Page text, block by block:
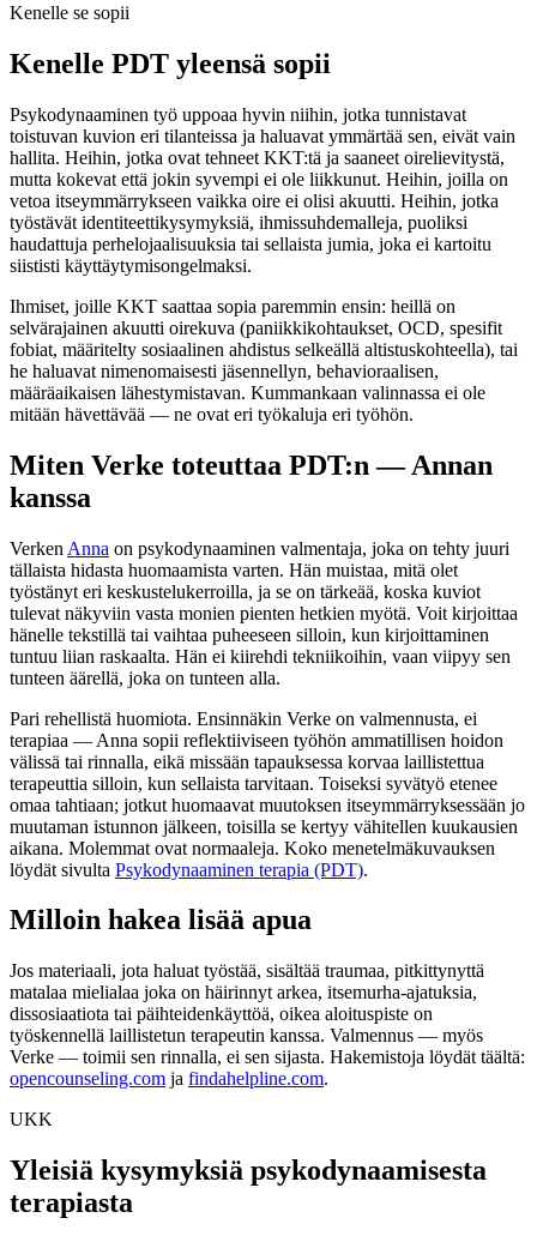
Kenelle se sopii
Kenelle PDT yleensä sopii
Psykodynaaminen työ uppoaa hyvin niihin, jotka tunnistavat
toistuvan kuvion eri tilanteissa ja haluavat ymmärtää sen, eivät vain
hallita. Heihin, jotka ovat tehneet KKT:tä ja saaneet oirelievitystä,
mutta kokevat että jokin syvempi ei ole liikkunut. Heihin, joilla on
vetoa itseymmärrykseen vaikka oire ei olisi akuutti. Heihin, jotka
työstävät identiteettikysymyksiä, ihmissuhdemalleja, puoliksi
haudattuja perhelojaalisuuksia tai sellaista jumia, joka ei kartoitu
siististi käyttäytymisongelmaksi.
Ihmiset, joille KKT saattaa sopia paremmin ensin: heillä on
selvärajainen akuutti oirekuva (paniikkikohtaukset, OCD, spesifit
fobiat, määritelty sosiaalinen ahdistus selkeällä altistuskohteella), tai
he haluavat nimenomaisesti jäsennellyn, behavioraalisen,
määräaikaisen lähestymistavan. Kummankaan valinnassa ei ole
mitään hävettävää — ne ovat eri työkaluja eri työhön.
Miten Verke toteuttaa PDT:n — Annan
kanssa
Verken Anna on psykodynaaminen valmentaja, joka on tehty juuri
tällaista hidasta huomaamista varten. Hän muistaa, mitä olet
työstänyt eri keskustelukerroilla, ja se on tärkeää, koska kuviot
tulevat näkyviin vasta monien pienten hetkien myötä. Voit kirjoittaa
hänelle tekstillä tai vaihtaa puheeseen silloin, kun kirjoittaminen
tuntuu liian raskaalta. Hän ei kiirehdi tekniikoihin, vaan viipyy sen
tunteen äärellä, joka on tunteen alla.
Pari rehellistä huomiota. Ensinnäkin Verke on valmennusta, ei
terapiaa — Anna sopii reflektiiviseen työhön ammatillisen hoidon
välissä tai rinnalla, eikä missään tapauksessa korvaa laillistettua
terapeuttia silloin, kun sellaista tarvitaan. Toiseksi syvätyö etenee
omaa tahtiaan; jotkut huomaavat muutoksen itseymmärryksessään jo
muutaman istunnon jälkeen, toisilla se kertyy vähitellen kuukausien
aikana. Molemmat ovat normaaleja. Koko menetelmäkuvauksen
löydät sivulta Psykodynaaminen terapia (PDT).
Milloin hakea lisää apua
Jos materiaali, jota haluat työstää, sisältää traumaa, pitkittynyttä
matalaa mielialaa joka on häirinnyt arkea, itsemurha-ajatuksia,
dissosiaatiota tai päihteidenkäyttöä, oikea aloituspiste on
työskennellä laillistetun terapeutin kanssa. Valmennus — myös
Verke — toimii sen rinnalla, ei sen sijasta. Hakemistoja löydät täältä:
opencounseling.com ja findahelpline.com.
UKK
Yleisiä kysymyksiä psykodynaamisesta
terapiasta